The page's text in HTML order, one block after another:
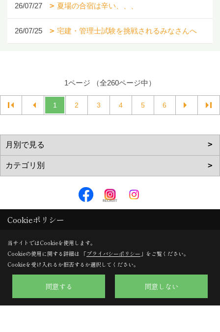
26/07/27 夏場の合宿は辛い、、、
26/07/25 宅建・管理士試験を挑戦されるみなさんへ
1ページ （全260ページ中）
1 2 3 4 5 6
株式会社のぞみハウジング
京都府向日市寺戸町向畑52-12
TEL：0120-57-0707/
075-924-0707
FAX：075-924-0770
＜営業時間＞9:30～18:00
Cookieポリシー
当サイトではCookieを使用します。
Cookieの使用に関する詳細は 「プライバシーポリシー 」をご覧ください。
Cookieを受け入れるか拒否するか選択してください。
同意する 同意しない